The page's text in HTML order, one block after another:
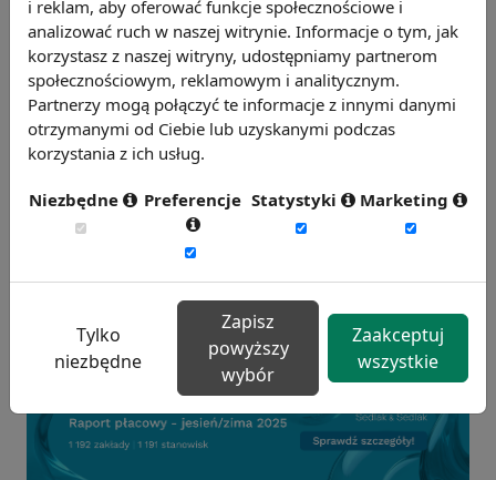
osób w wieku przedemerytalnym może się
pochwalić Szwecja (73,1%), Dania (61,8%),
Łotwa (59,8%) i Estonia (59,7%). Wśród
państw, z byłego bloku wschodniego
najbardziej zbliżone do Polski statystyki
(36,3%). Warto dodać, że dla całej Unii
Europejskiej średni współczynnik aktywności
zawodowej ludności w wieku 55-64 lata
kształtował się w III kwartale 2007 roku na
poziomie 47,6%.
i reklam, aby oferować funkcje społecznościowe i
analizować ruch w naszej witrynie. Informacje o tym, jak
korzystasz z naszej witryny, udostępniamy partnerom
społecznościowym, reklamowym i analitycznym.
Partnerzy mogą połączyć te informacje z innymi danymi
otrzymanymi od Ciebie lub uzyskanymi podczas
korzystania z ich usług.
Niezbędne Preferencje Statystyki Marketing
Tylko
niezbędne
Zapisz
powyższy
wybór
Zaakceptuj
wszystkie